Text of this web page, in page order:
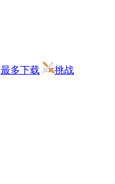
最多下载
挑战